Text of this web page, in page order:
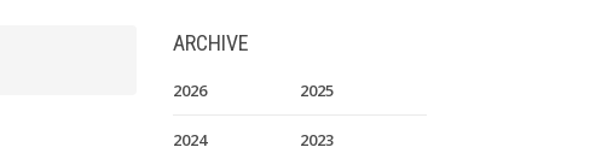
ARCHIVE
2026 2025
2024 2023